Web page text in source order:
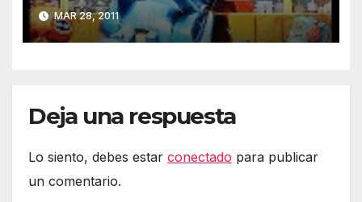
MAR 28, 2011
Deja una respuesta
Lo siento, debes estar conectado para publicar
un comentario.